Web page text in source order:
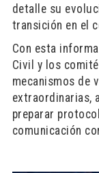
detalle su
transición en el
Con esta
Civil y los
mecanismos de
extraordinarias,
preparar
comunicación